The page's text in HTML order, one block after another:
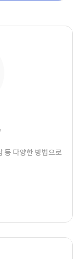
등 다양한 방법으로